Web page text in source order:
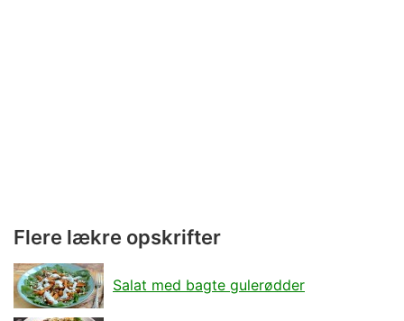
Flere lækre opskrifter
Salat med bagte gulerødder